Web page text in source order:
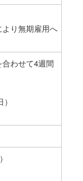
より無期雇用へ
わせて4週間